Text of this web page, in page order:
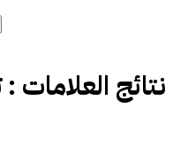
نتائج العلامات :